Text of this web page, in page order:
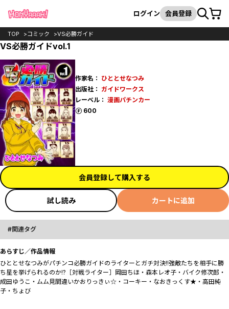
検索
ログイン 会員登録カート
TOP コミック VS必勝ガイド
VS必勝ガイドvol.1
作家名： ひととせなつみ
出版社： ガイドワークス
レーベル： 漫画パチンカー
600
ポイント
会員登録して購入する
試し読み カートに追加
関連タグ
あらすじ／作品情報
ひととせなつみがパチンコ必勝ガイドのライターとガチ対決!!強敵たちを相手に勝
ち星を挙げられるのか!?［対戦ライター］岡田ちほ・森本レオ子・バイク修次郎・
成田ゆうこ・ムム見間違いかおりっきぃ☆・コーキー・なおきっくす★・高田純
子・ちょび